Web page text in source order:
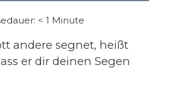
< 1 Minute
andere segnet, heißt
er dir deinen Segen